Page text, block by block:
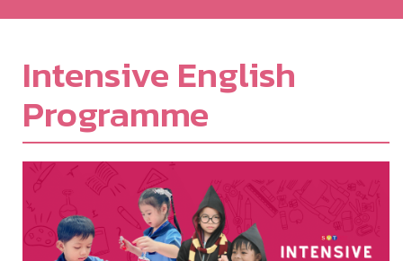
Intensive English
Programme